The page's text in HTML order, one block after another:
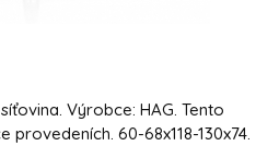
Výrobce: HAG. Tento
60-68x118-130x74.